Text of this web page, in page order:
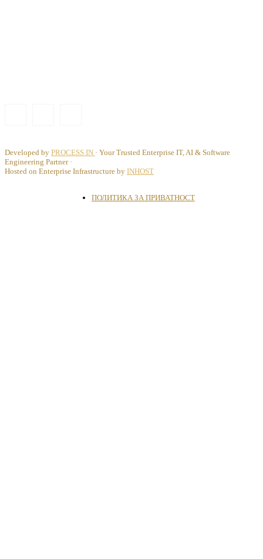
Developed by PROCESS IN · Your Trusted Enterprise IT, AI & Software
Engineering Partner ·
Hosted on Enterprise Infrastructure by INHOST
ПОЛИТИКА ЗА ПРИВАТНОСТ